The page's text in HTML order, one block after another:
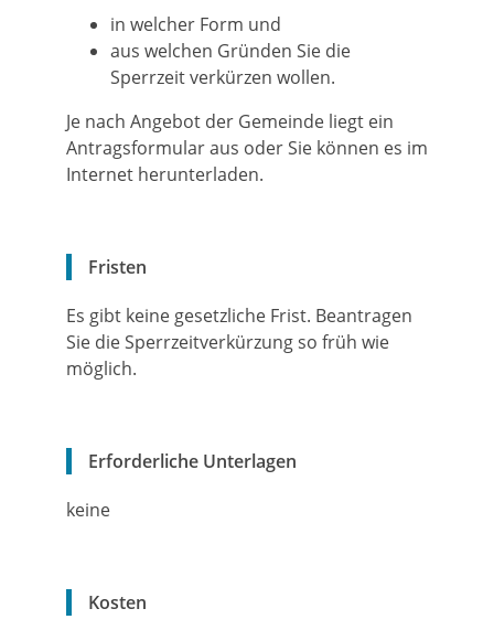
in welcher Form und
aus welchen Gründen Sie die
Sperrzeit verkürzen wollen.
Je nach Angebot der Gemeinde liegt ein
Antragsformular aus oder Sie können es im
Internet herunterladen.
Fristen
Es gibt keine gesetzliche Frist. Beantragen
Sie die Sperrzeitverkürzung so früh wie
möglich.
Erforderliche Unterlagen
keine
Kosten